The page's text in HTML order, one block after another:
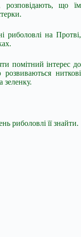
що їм
риболовлі на Протві,
помітний інтерес до
ниткові
зеленку.
риболовлі її знайти.